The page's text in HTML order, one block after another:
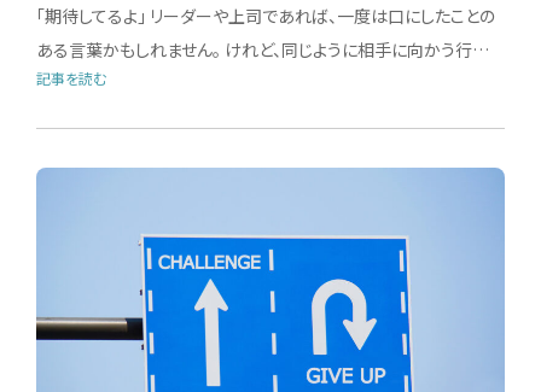
「期待してるよ」 リーダーや上司であれば、一度は口にしたことの
ある言葉かもしれません。 けれど、同じように相手に向かう行…
記事を読む